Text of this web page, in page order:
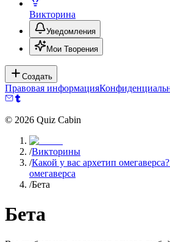
Викторина
Уведомления
Мои Творения
Создать
Правовая информация
© 2026 Quiz Cabin
/Викторины
/Какой у вас архетип
омегаверса
/Бета
Бета